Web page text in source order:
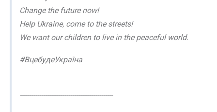
Change the future now!
Help Ukraine, come to the streets!
We want our children to live in the peaceful world.
#ВцебудеУкраїна
------------------------------------------------